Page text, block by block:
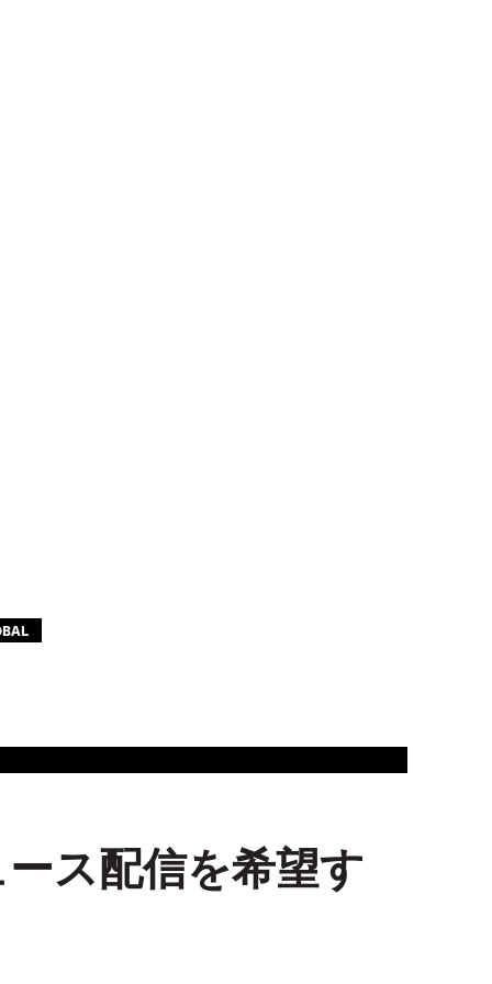
ス配信を希望す